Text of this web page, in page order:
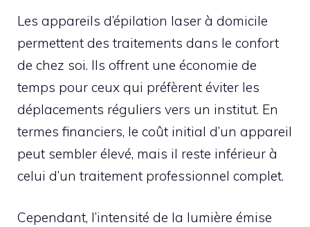
Les appareils d’épilation laser à domicile
permettent des traitements dans le confort
de chez soi. Ils offrent une économie de
temps pour ceux qui préfèrent éviter les
déplacements réguliers vers un institut. En
termes financiers, le coût initial d’un appareil
peut sembler élevé, mais il reste inférieur à
celui d’un traitement professionnel complet.
Cependant, l’intensité de la lumière émise